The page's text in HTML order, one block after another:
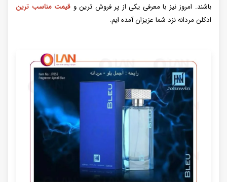
باشند. امروز نیز با معرفی یکی از پر فروش ترین و قیمت مناسب ترین
ادکلن مردانه نزد شما عزیزان آمده ایم.